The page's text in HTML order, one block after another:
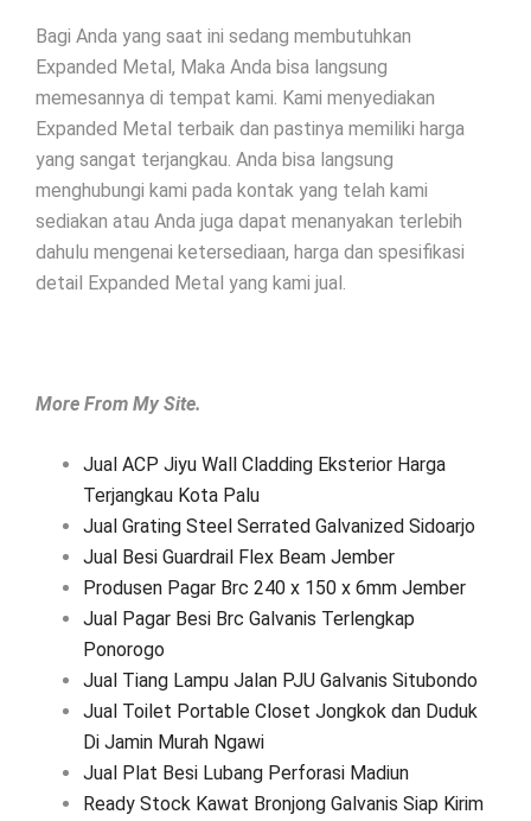
Bagi Anda yang saat ini sedang membutuhkan
Expanded Metal, Maka Anda bisa langsung
memesannya di tempat kami. Kami menyediakan
Expanded Metal terbaik dan pastinya memiliki harga
yang sangat terjangkau. Anda bisa langsung
menghubungi kami pada kontak yang telah kami
sediakan atau Anda juga dapat menanyakan terlebih
dahulu mengenai ketersediaan, harga dan spesifikasi
detail Expanded Metal yang kami jual.
More From My Site.
Jual ACP Jiyu Wall Cladding Eksterior Harga
Terjangkau Kota Palu
Jual Grating Steel Serrated Galvanized Sidoarjo
Jual Besi Guardrail Flex Beam Jember
Produsen Pagar Brc 240 x 150 x 6mm Jember
Jual Pagar Besi Brc Galvanis Terlengkap
Ponorogo
Jual Tiang Lampu Jalan PJU Galvanis Situbondo
Jual Toilet Portable Closet Jongkok dan Duduk
Di Jamin Murah Ngawi
Jual Plat Besi Lubang Perforasi Madiun
Ready Stock Kawat Bronjong Galvanis Siap Kirim